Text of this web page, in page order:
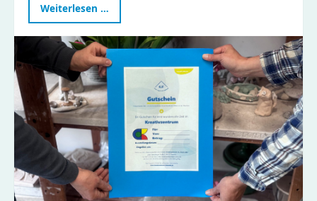
Weiterlesen …
öffnet
Türen
für
die
Aktionswoche
Perspektivwechsel